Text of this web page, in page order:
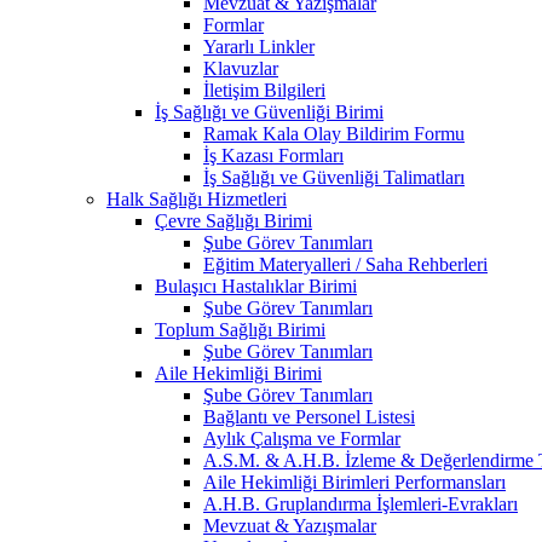
Formlar
Yararlı Linkler
Klavuzlar
İletişim Bilgileri
İş Sağlığı ve Güvenliği Birimi
Ramak Kala Olay Bildirim Formu
İş Kazası Formları
İş Sağlığı ve Güvenliği Talimatları
Halk Sağlığı Hizmetleri
Çevre Sağlığı Birimi
Şube Görev Tanımları
Eğitim Materyalleri / Saha Rehberleri
Bulaşıcı Hastalıklar Birimi
Şube Görev Tanımları
Toplum Sağlığı Birimi
Şube Görev Tanımları
Aile Hekimliği Birimi
Şube Görev Tanımları
Bağlantı ve Personel Listesi
Aylık Çalışma ve Formlar
A.S.M. & A.H.B. İzleme & Değerlendirme
Aile Hekimliği Birimleri Performansları
A.H.B. Gruplandırma İşlemleri-Evrakları
Mevzuat & Yazışmalar